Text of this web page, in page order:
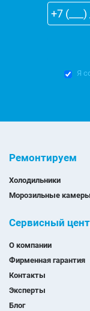
Я
Ремонтируем
Холодильники
Морозильные камеры
Сервисный
О компании
Фирменная гарантия
Контакты
Эксперты
Блог